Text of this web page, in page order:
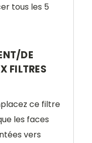
tous les 5
DE
FILTRES
ce filtre
les faces
vers